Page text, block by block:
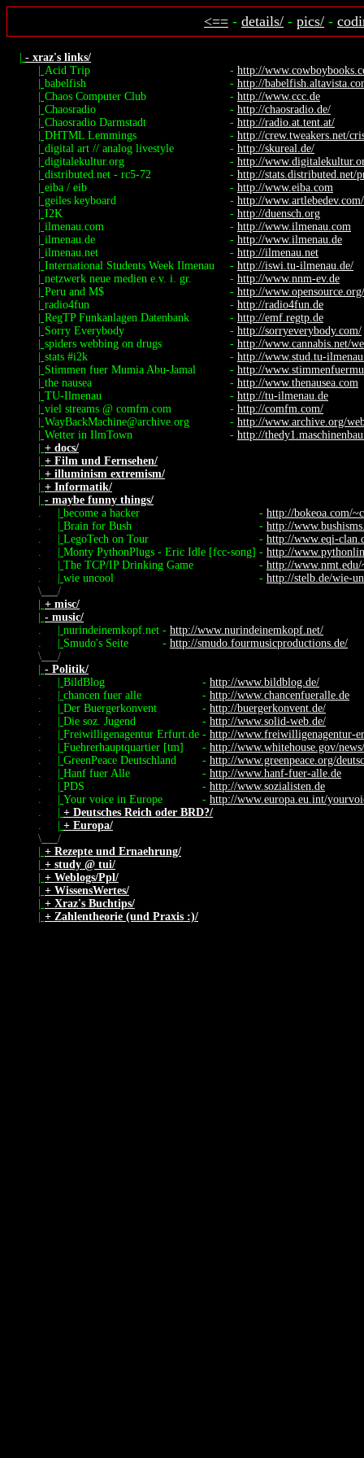
<== - details/ - pics/ -
- xraz's links/
Acid Trip - http://
babelfish - http://
Chaos Computer Club - http://www.ccc.de
Chaosradio - http://chaosradio.de/
Chaosradio Darmstadt - http://radio.at.tent.at/
DHTML Lemmings - http://crew.tweakers.net/
digital art // analog livestyle - http://skureal.de/
digitalekultur.org - http://
distributed.net - rc5-72 - http://stats.distributed.net/
eiba / eib - http://www.eiba.com
geiles keyboard - http://
I2K - http://duensch.org
ilmenau.com - http://www.ilmenau.com
ilmenau.de - http://www.ilmenau.de
ilmenau.net - http://ilmenau.net
International Students Week Ilmenau - http://iswi.tu-ilmenau.de/
netzwerk neue medien e.v. i. gr. - http://www.nnm-ev.de
Peru and M$ - http://
radio4fun - http://radio4fun.de
RegTP Funkanlagen Datenbank - http://emf.regtp.de
Sorry Everybody - http://sorryeverybody.com/
spiders webbing on drugs - http://www.cannabis.net/
stats #i2k - http://www.stud.tu-
Stimmen fuer Mumia Abu-Jamal - http://
the nausea - http://www.thenausea.com
TU-Ilmenau - http://tu-ilmenau.de
viel streams @ comfm.com - http://comfm.com/
WayBackMachine@archive.org - http://www.archive.org/
Wetter in IlmTown - http://
+ docs/
+ Film und Fernsehen/
+ illuminism extremism/
+ Informatik/
- maybe funny things/
.
.
.
.
.
.
become a hacker - http://bokeoa.com/
Brain for Bush - http://
LegoTech on Tour - http://www.eqi-
Monty PythonPlugs - Eric Idle [fcc-song] - http://
The TCP/IP Drinking Game - http://
wie uncool - http://stelb.de/wie-
\
/
+ misc/
- music/
.
.
nurindeinemkopf.net - http://www.nurindeinemkopf.net/
Smudo's Seite - http://smudo.fourmusicproductions.de/
\
/
- Politik/
.
.
.
.
.
.
.
.
.
.
.
.
BildBlog - http://www.bildblog.de/
chancen fuer alle - http://www.chancenfueralle.de
Der Buergerkonvent - http://buergerkonvent.de/
Die soz. Jugend - http://www.solid-web.de/
Freiwilligenagentur Erfurt.de - http://www.freiwilligenagentur-
Fuehrerhauptquartier [tm] - http://www.whitehouse.gov/news/
GreenPeace Deutschland - http://www.greenpeace.org/
Hanf fuer Alle - http://www.hanf-fuer-alle.de
PDS - http://www.sozialisten.de
Your voice in Europe - http://www.europa.eu.int/
+ Deutsches Reich oder BRD?/
+ Europa/
\
/
+ Rezepte und Ernaehrung/
+ study @ tui/
+ Weblogs/Ppl/
+ WissensWertes/
+ Xraz's Buchtips/
+ Zahlentheorie (und Praxis :)/